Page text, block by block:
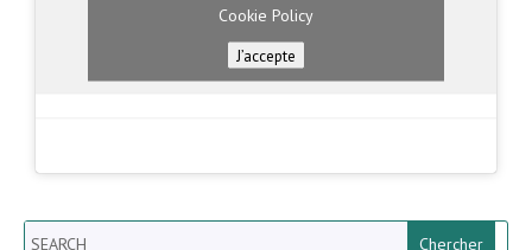
Cookie Policy
J’accepte
Search